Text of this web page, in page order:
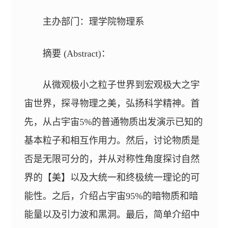
主办部门：理学院物理系
摘要 (Abstract)：
从微观极小之粒子世界到宏观极大之宇
宙世界，探寻物理之美，弘扬科学精神。首
先，从占宇宙5%的普通物质出发演示已知的
基本粒子和相互作用力。然后，讨论物质是
否是无限可分的，并从对称性角度探讨自然
界的【美】以及大统一和终极统一理论的可
能性。之后，介绍占宇宙95%的暗物质和暗
能量以及引力波和黑洞。最后，简单介绍中